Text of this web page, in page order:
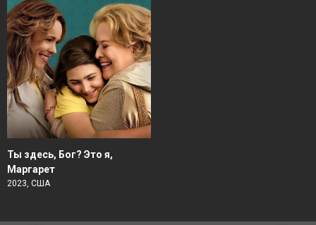
Ты здесь, Бог? Это я,
Маргарет
2023, США